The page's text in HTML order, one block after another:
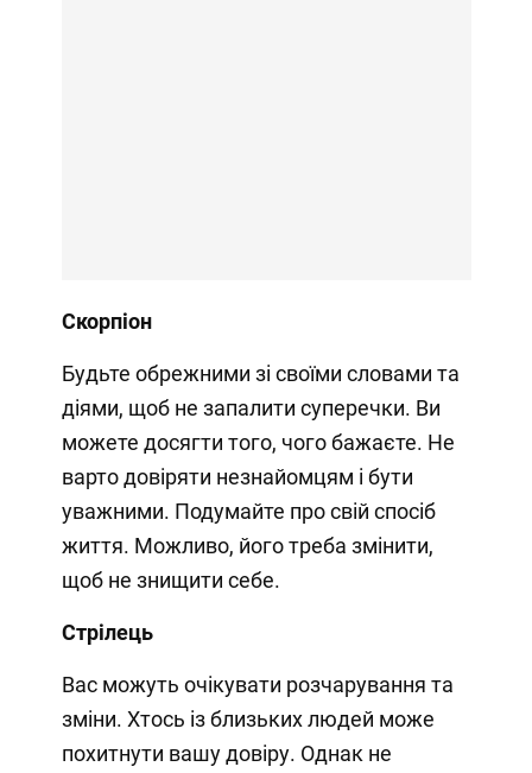
Скорпіон
Будьте обрежними зі своїми словами та
діями, щоб не запалити суперечки. Ви
можете досягти того, чого бажаєте. Не
варто довіряти незнайомцям і бути
уважними. Подумайте про свій спосіб
життя. Можливо, його треба змінити,
щоб не знищити себе.
Стрілець
Вас можуть очікувати розчарування та
зміни. Хтось із близьких людей може
похитнути вашу довіру. Однак не